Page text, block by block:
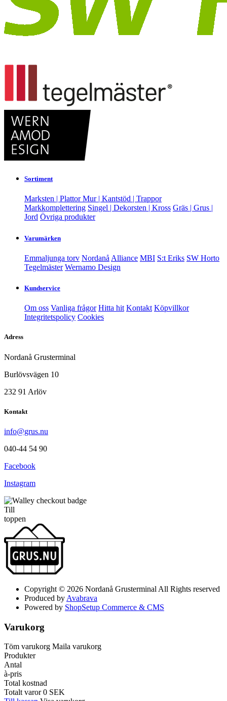
Sortiment
Marksten | PlattorMur | Kantstöd | Trappor
Markkomplettering Singel | Dekorsten | Kross Gräs | Grus |
Jord Övriga produkter
Varumärken
Emmaljunga torv Nordanå Alliance MBI S:t Eriks SW Horto
Tegelmäster Wernamo Design
Kundservice
Om oss Vanliga frågor Hitta hit Kontakt Köpvillkor
Integritetspolicy Cookies
Adress
Nordanå Grusterminal
Burlövsvägen 10
232 91 Arlöv
Kontakt
info@grus.nu
040-44 54 90
Facebook
Instagram
Till
toppen
Copyright © 2026 Nordanå Grusterminal All Rights reserved
Produced by Avabrava
Powered by ShopSetup Commerce & CMS
Varukorg
Töm varukorg Maila varukorg
Produkter
Antal
à-pris
Total kostnad
Totalt varor0 SEK